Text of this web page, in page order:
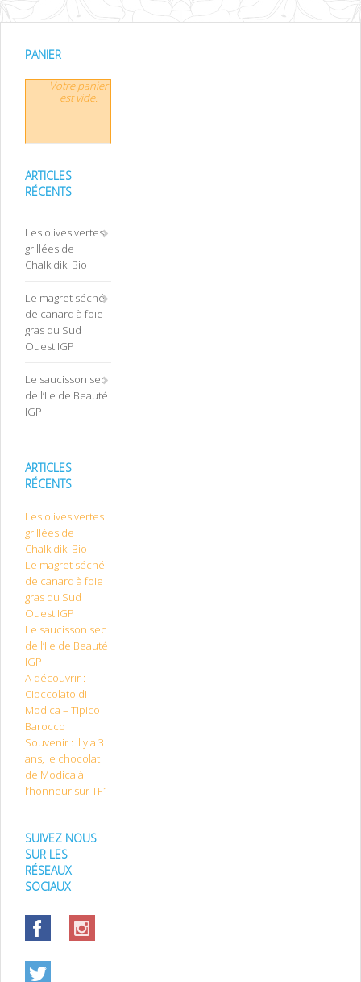
PANIER
Votre panier
est vide.
ARTICLES
RÉCENTS
Les olives vertes
grillées de
Chalkidiki Bio
Le magret séché
de canard à foie
gras du Sud
Ouest IGP
Le saucisson sec
de l’Ile de Beauté
IGP
ARTICLES
RÉCENTS
Les olives vertes
grillées de
Chalkidiki Bio
Le magret séché
de canard à foie
gras du Sud
Ouest IGP
Le saucisson sec
de l’Ile de Beauté
IGP
A découvrir :
Cioccolato di
Modica – Tipico
Barocco
Souvenir : il y a 3
ans, le chocolat
de Modica à
l’honneur sur TF1
SUIVEZ NOUS
SUR LES
RÉSEAUX
SOCIAUX